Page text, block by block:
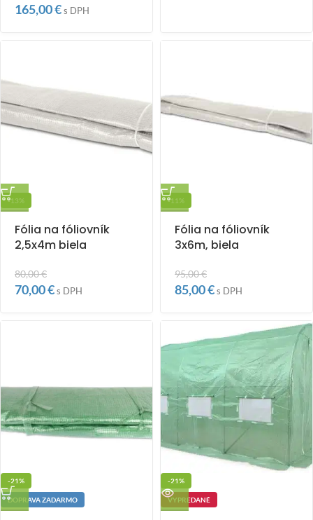
165,00€s DPH
-13%
Fólia na fóliovník
2,5x4m biela
80,00€
70,00€s DPH
-11%
Fólia na fóliovník
3x6m, biela
95,00€
85,00€s DPH
-21%
DOPRAVA ZADARMO
-21%
VYPREDANÉ